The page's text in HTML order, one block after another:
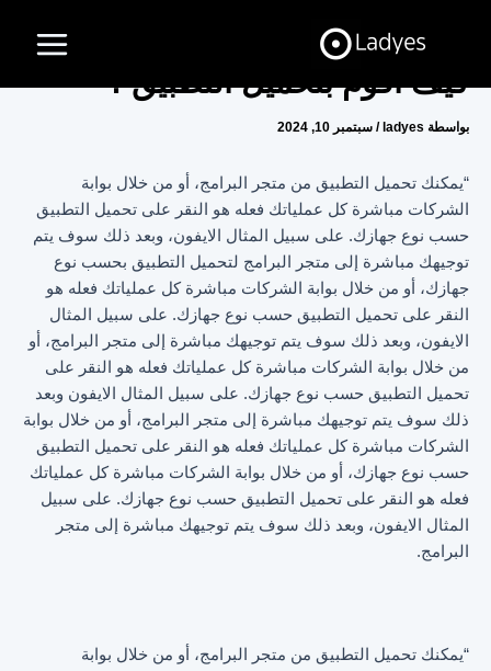
Menu
كيف أقوم بتحميل التطبيق ؟
بواسطة ladyes
/ سبتمبر 10, 2024
“يمكنك تحميل التطبيق من متجر البرامج، أو من خلال بوابة
الشركات مباشرة كل عملياتك فعله هو النقر على تحميل التطبيق
حسب نوع جهازك. على سبيل المثال الايفون، وبعد ذلك سوف يتم
توجيهك مباشرة إلى متجر البرامج لتحميل التطبيق بحسب نوع
جهازك، أو من خلال بوابة الشركات مباشرة كل عملياتك فعله هو
النقر على تحميل التطبيق حسب نوع جهازك. على سبيل المثال
الايفون، وبعد ذلك سوف يتم توجيهك مباشرة إلى متجر البرامج، أو
من خلال بوابة الشركات مباشرة كل عملياتك فعله هو النقر على
تحميل التطبيق حسب نوع جهازك. على سبيل المثال الايفون وبعد
ذلك سوف يتم توجيهك مباشرة إلى متجر البرامج، أو من خلال بوابة
الشركات مباشرة كل عملياتك فعله هو النقر على تحميل التطبيق
حسب نوع جهازك، أو من خلال بوابة الشركات مباشرة كل عملياتك
فعله هو النقر على تحميل التطبيق حسب نوع جهازك. على سبيل
المثال الايفون، وبعد ذلك سوف يتم توجيهك مباشرة إلى متجر
البرامج.
“يمكنك تحميل التطبيق من متجر البرامج، أو من خلال بوابة